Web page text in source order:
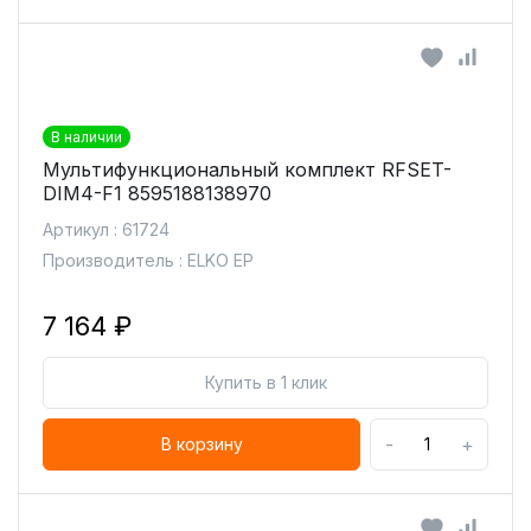
В наличии
Мультифункциональный комплект RFSET-
DIM4-F1 8595188138970
Артикул : 61724
Производитель : ELKO EP
7 164 ₽
Купить в 1 клик
В корзину - +